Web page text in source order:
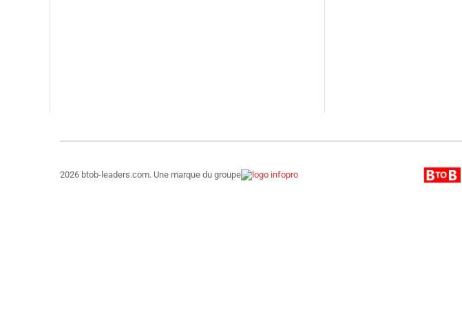
2026 btob-leaders.com. Une marque du groupe